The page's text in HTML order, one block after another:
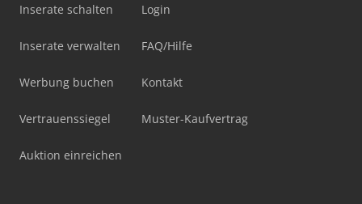
Inserate schalten
Inserate verwalten
Werbung buchen
Vertrauenssiegel
Auktion einreichen
Login
FAQ/Hilfe
Kontakt
Muster-Kaufvertrag